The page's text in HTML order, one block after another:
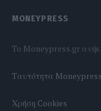
MONEYPRESS
To Moneypress.gr
Tαυτότητα
Χρήση Cookies